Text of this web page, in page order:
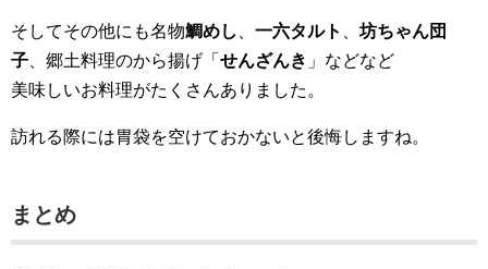
そしてその他にも名物鯛めし 一六タルト
坊ちゃん団
子 、郷土料理のから揚げ「 せんざんき 」などなど
美味しいお料理がたくさんありました。
訪れる際には胃袋を空けておかないと後悔しますね。
まとめ